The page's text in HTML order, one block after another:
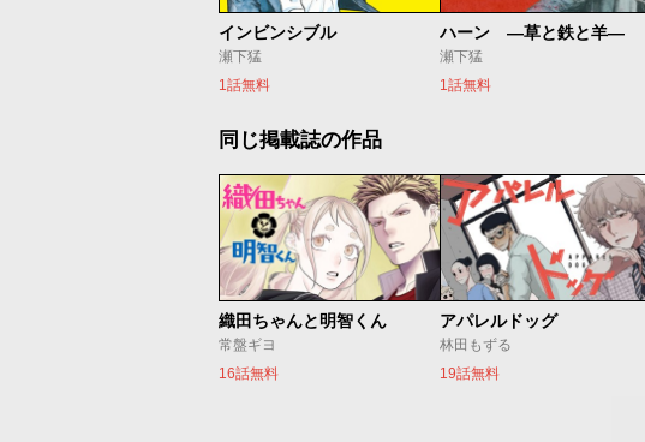
インビンシブル
瀬下猛
1話無料
ハーン ―草と鉄と羊―
瀬下猛
1話無料
同じ掲載誌の作品
織田ちゃんと明智くん
常盤ギヨ
16話無料
アパレルドッグ
林田もずる
19話無料